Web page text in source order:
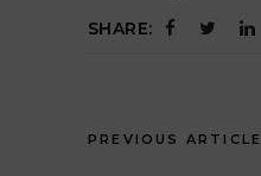
SHARE:
PREVIOUS ARTICLE